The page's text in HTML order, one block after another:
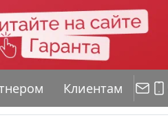
Клиентам